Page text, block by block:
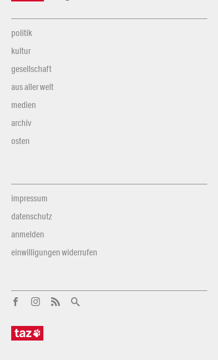
politik
kultur
gesellschaft
aus aller welt
medien
archiv
osten
impressum
datenschutz
anmelden
einwilligungen widerrufen